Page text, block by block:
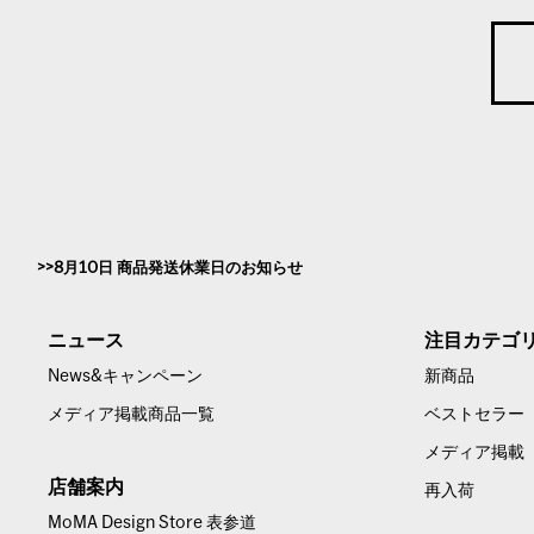
8月10日 商品発送休業日のお知らせ
ニュース
News&キャンペーン
メディア掲載商品一覧
店舗案内
MoMA Design Store 表参道
注目カテゴ
新商品
ベストセラー
メディア掲載
再入荷